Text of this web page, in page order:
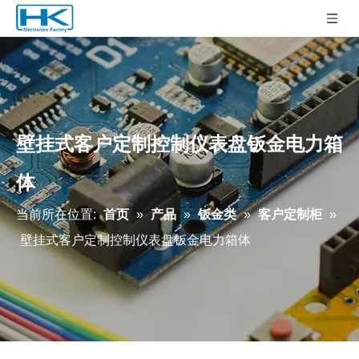
壁挂式客户定制控制仪表盘钣金电力箱
体
当前所在位置: 首页 » 产品 » 钣金类 » 客户定制柜 »
壁挂式客户定制控制仪表盘钣金电力箱体